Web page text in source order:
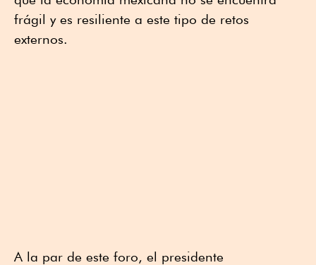
frágil y es resiliente a este tipo de retos
externos.
A la par de este foro, el presidente